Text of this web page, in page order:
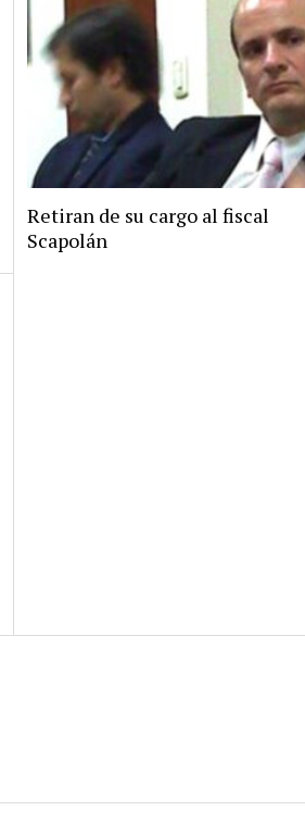
Retiran de su cargo al fiscal
Scapolán